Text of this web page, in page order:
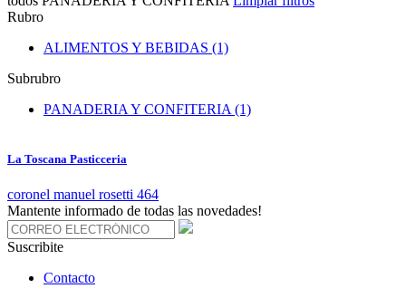
Rubro
ALIMENTOS Y BEBIDAS (1)
Subrubro
PANADERIA Y CONFITERIA (1)
La Toscana Pasticceria
coronel manuel rosetti 464
Mantente informado de todas las novedades!
Suscribite
Contacto